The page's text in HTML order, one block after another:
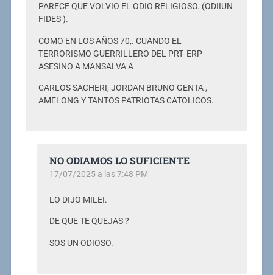
PARECE QUE VOLVIO EL ODIO RELIGIOSO. (ODIIUN
FIDES ).
COMO EN LOS AÑOS 70,. CUANDO EL
TERRORISMO GUERRILLERO DEL PRT- ERP
ASESINO A MANSALVA A
CARLOS SACHERI, JORDAN BRUNO GENTA ,
AMELONG Y TANTOS PATRIOTAS CATOLICOS.
NO ODIAMOS LO SUFICIENTE
17/07/2025 a las 7:48 PM
LO DIJO MILEI.
DE QUE TE QUEJAS ?
SOS UN ODIOSO.